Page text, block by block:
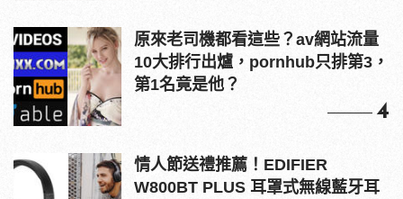
原來老司機都看這些？av網站流量
10大排行出爐，pornhub只排第3，
第1名竟是他？
4
情人節送禮推薦！EDIFIER
W800BT PLUS 耳罩式無線藍牙耳